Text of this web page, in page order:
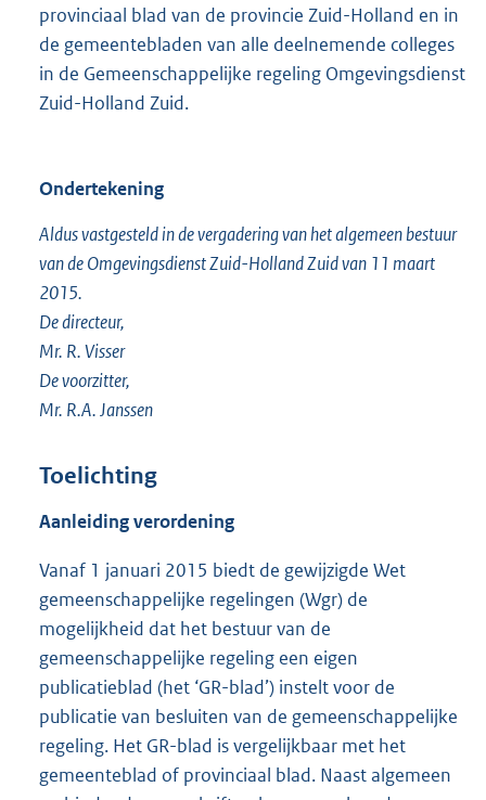
provinciaal blad van de provincie Zuid-Holland en in
de gemeentebladen van alle deelnemende colleges
in de Gemeenschappelijke regeling Omgevingsdienst
Zuid-Holland Zuid.
Ondertekening
Aldus vastgesteld in de vergadering van het algemeen bestuur
van de Omgevingsdienst Zuid-Holland Zuid van 11 maart
2015.
De directeur,
Mr. R. Visser
De voorzitter,
Mr. R.A. Janssen
Toelichting
Aanleiding verordening
Vanaf 1 januari 2015 biedt de gewijzigde Wet
gemeenschappelijke regelingen (Wgr) de
mogelijkheid dat het bestuur van de
gemeenschappelijke regeling een eigen
publicatieblad (het ‘GR-blad’) instelt voor de
publicatie van besluiten van de gemeenschappelijke
regeling. Het GR-blad is vergelijkbaar met het
gemeenteblad of provinciaal blad. Naast algemeen